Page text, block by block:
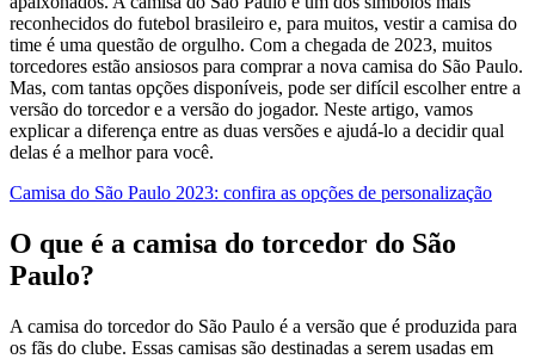
reconhecidos do futebol brasileiro e, para muitos, vestir a camisa do
time é uma questão de orgulho. Com a chegada de 2023, muitos
torcedores estão ansiosos para comprar a nova camisa do São Paulo.
Mas, com tantas opções disponíveis, pode ser difícil escolher entre a
versão do torcedor e a versão do jogador. Neste artigo, vamos
explicar a diferença entre as duas versões e ajudá-lo a decidir qual
delas é a melhor para você.
Camisa do São Paulo 2023: confira as opções de personalização
O que é a camisa do torcedor do São
Paulo?
A camisa do torcedor do São Paulo é a versão que é produzida para
os fãs do clube. Essas camisas são destinadas a serem usadas em